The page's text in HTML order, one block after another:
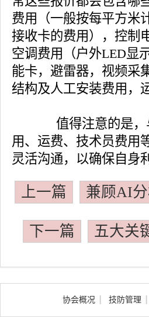
费用（一般按每平方米
接收卡的费用），控制
空调费用（户外LED显
能卡，避雷器，视频采
结构及人工安装费用，
值得注意的是，
用、运费、技术员费用
灵活沟通，以确保自身
上一篇 兼顾AI
下一篇 五大关
协会概况 技防管理